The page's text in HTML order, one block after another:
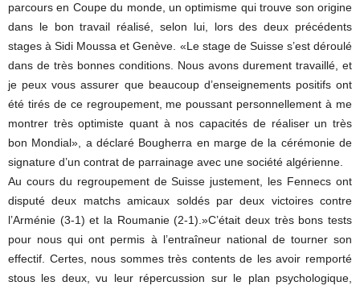
parcours en Coupe du monde, un optimisme qui trouve son origine
dans le bon travail réalisé, selon lui, lors des deux précédents
stages à Sidi Moussa et Genève. «Le stage de Suisse s’est déroulé
dans de très bonnes conditions. Nous avons durement travaillé, et
je peux vous assurer que beaucoup d’enseignements positifs ont
été tirés de ce regroupement, me poussant personnellement à me
montrer très optimiste quant à nos capacités de réaliser un très
bon Mondial», a déclaré Bougherra en marge de la cérémonie de
signature d’un contrat de parrainage avec une société algérienne.
Au cours du regroupement de Suisse justement, les Fennecs ont
disputé deux matchs amicaux soldés par deux victoires contre
l’Arménie (3-1) et la Roumanie (2-1).»C’était deux très bons tests
pour nous qui ont permis à l’entraîneur national de tourner son
effectif. Certes, nous sommes très contents de les avoir remporté
stous les deux, vu leur répercussion sur le plan psychologique,